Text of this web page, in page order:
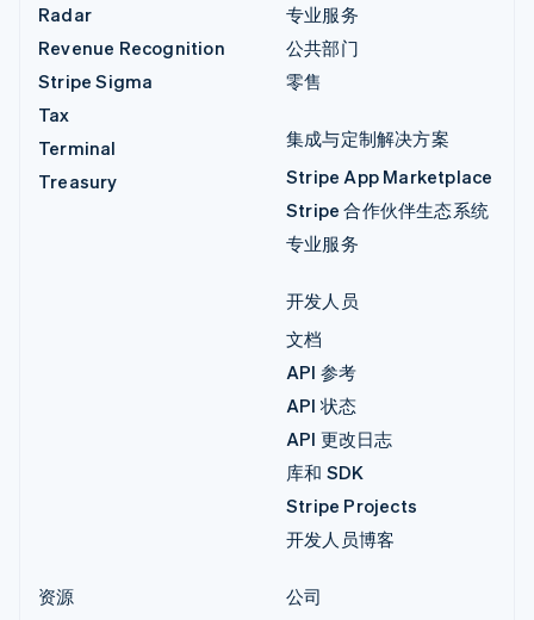
Radar
Revenue Recognition
Stripe Sigma
Tax
Terminal
Treasury
专业服务
公共部门
零售
集成与定制解决方案
Stripe App Marketplace
Stripe 合作伙伴生态系统
专业服务
开发人员
文档
API 参考
API 状态
API 更改日志
库和 SDK
Stripe Projects
开发人员博客
资源
公司